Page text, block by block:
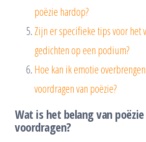
poëzie hardop?
Zijn er specifieke tips voor het
gedichten op een podium?
Hoe kan ik emotie
voordragen van poëzie?
Wat is het belang van
voordragen?